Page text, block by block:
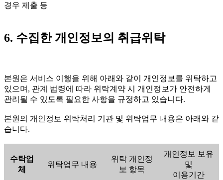
경우 제출 등
6. 수집한 개인정보의 취급위탁
본원은 서비스 이행을 위해 아래와 같이 개인정보를 위탁하고
있으며, 관계 법령에 따라 위탁계약 시 개인정보가 안전하게
관리될 수 있도록 필요한 사항을 규정하고 있습니다.
본원의 개인정보 위탁처리 기관 및 위탁업무 내용은 아래와 같
습니다.
수탁업
체
위탁업무 내용
위탁 개인정
보 항목
개인정보 보유
및
이용기간